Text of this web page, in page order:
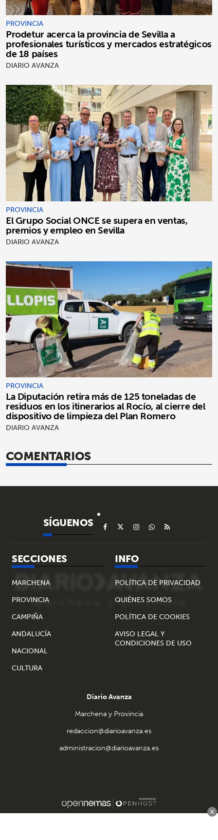
PROVINCIA
Prodetur acerca la provincia de Sevilla a
profesionales turísticos y mercados estratégicos
de 18 países
DIARIO AVANZA
PROVINCIA
El Grupo Social ONCE se supera en ventas,
premios y empleo en Sevilla
DIARIO AVANZA
PROVINCIA
La Diputación retira más de 125 toneladas de
residuos en los itinerarios al Rocío, al cierre del
dispositivo de limpieza del Plan Romero
DIARIO AVANZA
COMENTARIOS
SÍGUENOS
SECCIONES
MARCHENA
PROVINCIA
CAMPIÑA
ANDALUCÍA
NACIONAL
CULTURA
INFO
POLÍTICA DE PRIVACIDAD
QUIÉNES SOMOS
POLÍTICA DE COOKIES
AVISO LEGAL Y
CONDICIONES DE USO
Diario Avanza
Marchena y Provincia
redaccion@diarioavanza.es
administracion@diarioavanza.es
×